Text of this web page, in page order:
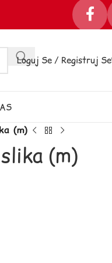
Loguj Se / Registruj Se
(m)
(m)